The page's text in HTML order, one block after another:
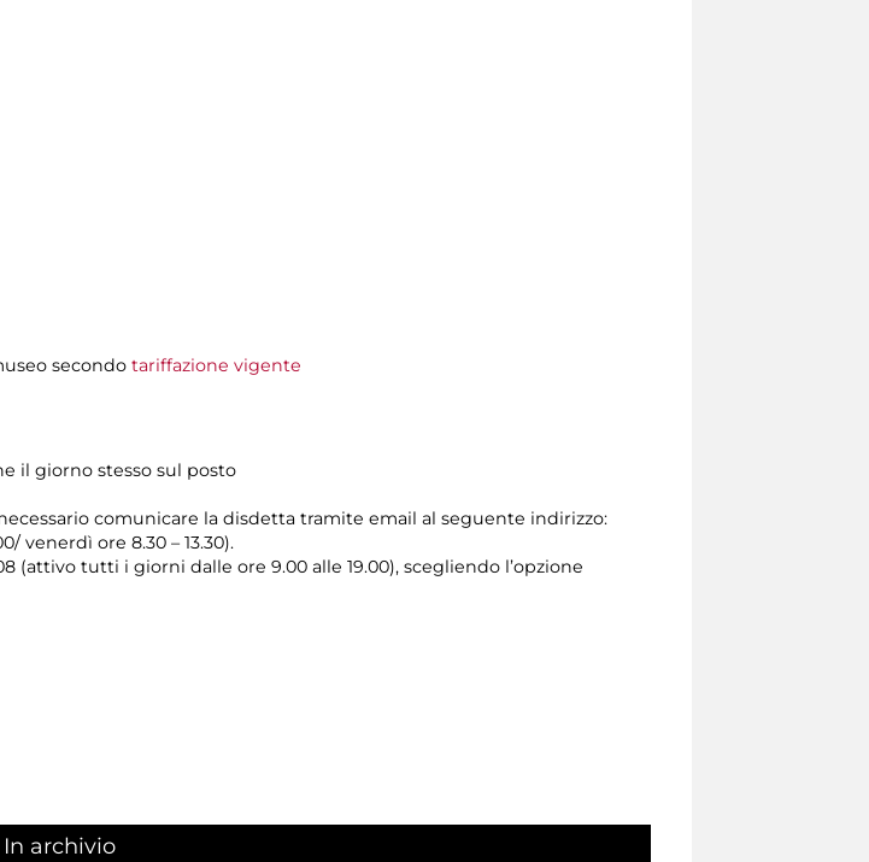
secondo tariffazione vigente
il giorno stesso sul posto
comunicare la disdetta tramite email al seguente indirizzo:
venerdì ore 8.30 – 13.30).
(attivo tutti i giorni dalle ore 9.00 alle 19.00), scegliendo l’opzione
In archivio